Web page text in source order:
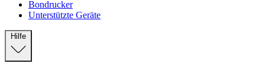
Bondrucker
Unterstützte Geräte